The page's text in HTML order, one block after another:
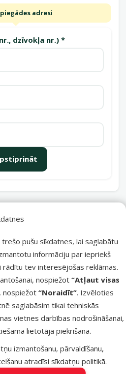
pušu sīkdatnes, lai saglabātu
informāciju par iepriekš
tev interesējošas reklāmas.
nospiežot “Atļaut visas
nospiežot “Noraidīt”. Izvēloties
saglabāsim tikai tehniskās
vietnes darbības nodrošināšanai,
lietotāja piekrišana.
izmantošanu, pārvaldīšanu,
atradīsi sīkdatņu politikā.
adresi
dzīvokļa nr.) *
trešdien
trešdien
trešdien